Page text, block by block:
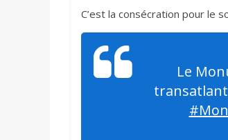
C’est la consécration pour le
Le